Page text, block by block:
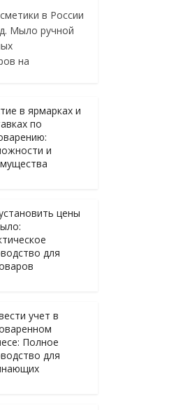
в России
Мыло ручной
на
в ярмарках и
по
и
цены
для
учет в
Полное
для